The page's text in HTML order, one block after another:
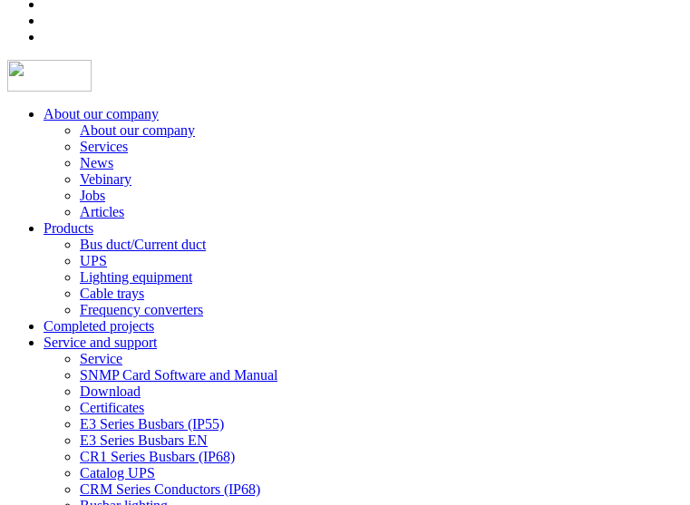
About our company
About our company
Services
News
Vebinary
Jobs
Articles
Products
Bus duct/Current duct
UPS
Lighting equipment
Cable trays
Frequency converters
Completed projects
Service and support
Service
SNMP Card Software and Manual
Download
Certificates
E3 Series Busbars (IP55)
E3 Series Busbars EN
CR1 Series Busbars (IP68)
Catalog UPS
CRM Series Conductors (IP68)